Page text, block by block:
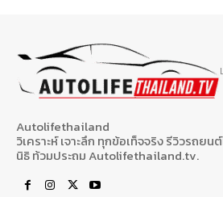
Autolifethailand
วิเคราะห์ เจาะลึก ทุกข้อเท็จจริง รีวิวรถย
นิธิ ท้วมประถม Autolifethailand.tv.